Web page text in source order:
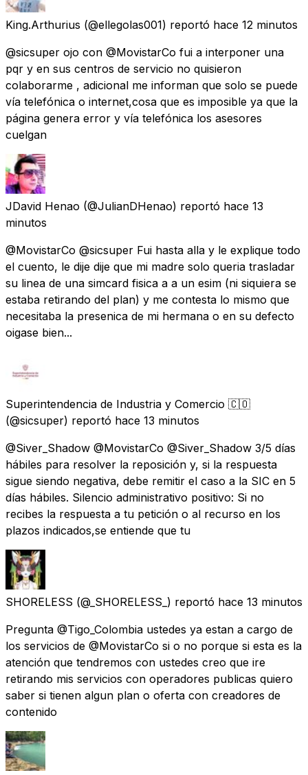
King.Arthurius (@ellegolas001) reportó hace 12 minutos
@sicsuper ojo con @MovistarCo fui a interponer una
pqr y en sus centros de servicio no quisieron
colaborarme , adicional me informan que solo se puede
vía telefónica o internet,cosa que es imposible ya que la
página genera error y vía telefónica los asesores
cuelgan
JDavid Henao (@JulianDHenao) reportó hace 13
minutos
@MovistarCo @sicsuper Fui hasta alla y le explique todo
el cuento, le dije dije que mi madre solo queria trasladar
su linea de una simcard fisica a a un esim (ni siquiera se
estaba retirando del plan) y me contesta lo mismo que
necesitaba la presenica de mi hermana o en su defecto
oigase bien...
Superintendencia de Industria y Comercio 🇨🇴
(@sicsuper) reportó hace 13 minutos
@Siver_Shadow @MovistarCo @Siver_Shadow 3/5 días
hábiles para resolver la reposición y, si la respuesta
sigue siendo negativa, debe remitir el caso a la SIC en 5
días hábiles. Silencio administrativo positivo: Si no
recibes la respuesta a tu petición o al recurso en los
plazos indicados,se entiende que tu
SHORELESS (@_SHORELESS_) reportó hace 13 minutos
Pregunta @Tigo_Colombia ustedes ya estan a cargo de
los servicios de @MovistarCo si o no porque si esta es la
atención que tendremos con ustedes creo que ire
retirando mis servicios con operadores publicas quiero
saber si tienen algun plan o oferta con creadores de
contenido